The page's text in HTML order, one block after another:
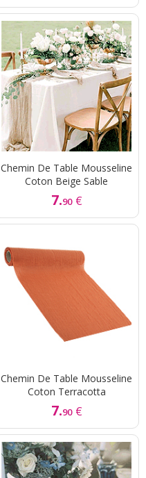
Chemin De Table Mousseline
Coton Beige Sable
7.90 €
Chemin De Table Mousseline
Coton Terracotta
7.90 €